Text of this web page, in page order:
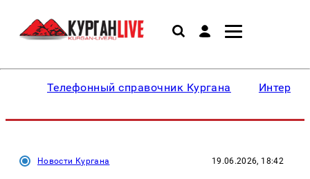
Телефонный справочник Кургана
Новости Кургана 19.06.2026, 18:42